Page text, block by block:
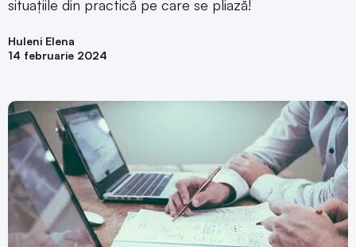
situațiile din practică pe care se pliază!
Huleni Elena
14 februarie 2024